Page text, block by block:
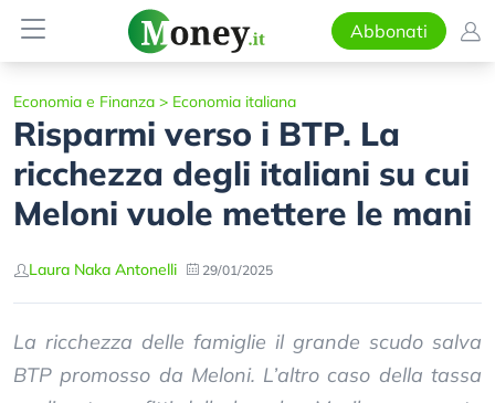
Abbonati
Economia e Finanza > Economia italiana
Risparmi verso i BTP. La
ricchezza degli italiani su cui
Meloni vuole mettere le mani
Laura Naka Antonelli 29/01/2025
La ricchezza delle famiglie il grande scudo salva
BTP promosso da Meloni. L’altro caso della tassa